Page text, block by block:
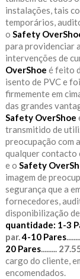
instalações, tais
temporários,
o Safety
para providenciar
intervenções de
OverShoe é feito
isento de PVC e
firmemente em
das grandes
Safety OverShoe
transmitido de
preocupação com
qualquer contacto
e o Safety
imagem de
segurança que a
fornecedores,
disponibilização
quantidade: 1-3
par. 4-10 Pares
20 Pares.........
cargo do cliente,
encomendados.